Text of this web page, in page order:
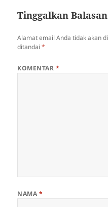
Tinggalkan Balasan
Alamat email Anda tidak akan
ditandai*
KOMENTAR *
NAMA *